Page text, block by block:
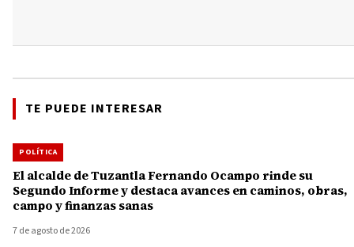
TE PUEDE INTERESAR
POLÍTICA
El alcalde de Tuzantla Fernando Ocampo rinde su
Segundo Informe y destaca avances en caminos, obras,
campo y finanzas sanas
7 de agosto de 2026